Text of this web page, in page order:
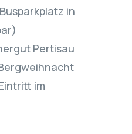
in
Pertisau
im